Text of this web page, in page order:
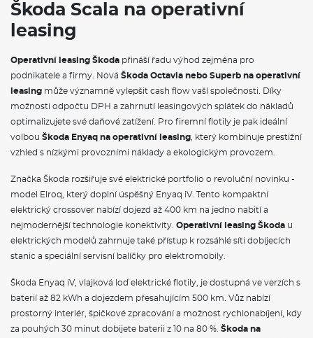
Rezervní kolo neplnohodnotné
Rezervní kolo (neplnohodnotné)
VÝBAVA VE VÝBAVA STUPNI
Rozpoznávání dopravních značek
Elektrické ovládání oken vpředu a vzadu
Víko schránky před spolujezdcem, s osvětlením
Síťový program
Hlavice/madlo řadící páky z kůže
Hliníkové pedály
Automatické stmívání pro vnitřní zpětné zrcátko
Dekorační vložky
Dvouzónový CLIMATRONIC
Ozdobné lišty standardní
Vnější zpětné zrcátko vlevo, konvexní
LED hlavní světlomety
Stěrač zadního okna s ostřikovačem a stupňovým intervalem
stírání
Dlouhé sklo včetně spoileru
Škoda Scala na operativní
leasing
Operativní leasing Škoda přináší řadu výhod zejména pro
podnikatele a firmy. Nová Škoda Octavia nebo Superb na operativní
leasing může významně vylepšit cash flow vaší společnosti. Díky
možnosti odpočtu DPH a zahrnutí leasingových splátek do nákladů
optimalizujete své daňové zatížení. Pro firemní flotily je pak ideální
volbou Škoda Enyaq na operativní leasing , který kombinuje prestižní
vzhled s nízkými provozními náklady a ekologickým provozem.
Značka Škoda rozšiřuje své elektrické portfolio o revoluční novinku -
model Elroq, který doplní úspěšný Enyaq iV. Tento kompaktní
elektrický crossover nabízí dojezd až 400 km na jedno nabití a
nejmodernější technologie konektivity. Operativní leasing Škoda u
elektrických modelů zahrnuje také přístup k rozsáhlé síti dobíjecích
stanic a speciální servisní balíčky pro elektromobily.
Škoda Enyaq iV, vlajková loď elektrické flotily, je dostupná ve verzích s
baterií až 82 kWh a dojezdem přesahujícím 500 km. Vůz nabízí
prostorný interiér, špičkové zpracování a možnost rychlonabíjení, kdy
za pouhých 30 minut dobijete baterii z 10 na 80 %. Škoda na